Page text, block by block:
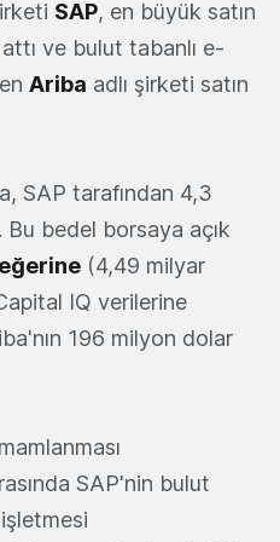
SAP, en büyük satın
ve bulut tabanlı e-
Ariba adlı şirketi satın
SAP tarafından 4,3
Bu bedel borsaya açık
(4,49 milyar
IQ verilerine
196 milyon dolar
SAP'nin bulut